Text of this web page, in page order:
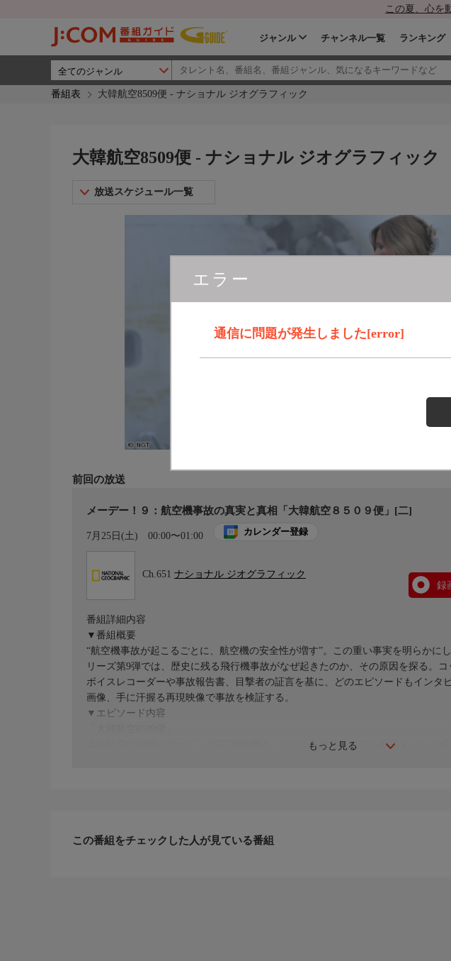
この夏、心を
ジャンル チャンネル一覧 ランキング
番組表 大韓航空8509便 - ナショナル ジオグラフィック
エラー
通信に問題が発生しました[error]
大韓航空8509便 - ナショナル ジオグラフィック
放送スケジュール一覧
前回の放送
メーデー！９：航空機事故の真実と真相「大韓航空８５０９便」[二]
7月25日(土) 00:00〜01:00 カレンダー登録
Ch.651 ナショナル ジオグラフィック
録
もっと見る
番組詳細内容
▼番組概要
“航空機事故が起こるごとに、航空機の安全性が増す”。この重い事実を明らかに
リーズ第9弾では、歴史に残る飛行機事故がなぜ起きたのか、その原因を探る。
ボイスレコーダーや事故報告書、目撃者の証言を基に、どのエピソードもインタ
画像、手に汗握る再現映像で事故を検証する。
▼エピソード内容
大韓航空8509便のボーイング747貨物機は、ソウルを出発しウズベキスタンとイ
この番組をチェックした人が見ている番組